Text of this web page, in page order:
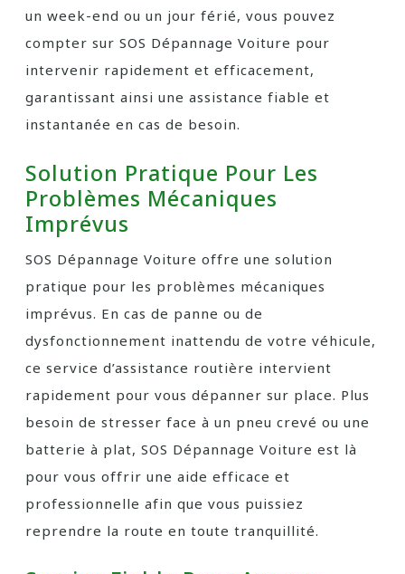
un week-end ou un jour férié, vous pouvez
compter sur SOS Dépannage Voiture pour
intervenir rapidement et efficacement,
garantissant ainsi une assistance fiable et
instantanée en cas de besoin.
Solution Pratique Pour Les
Problèmes Mécaniques
Imprévus
SOS Dépannage Voiture offre une solution
pratique pour les problèmes mécaniques
imprévus. En cas de panne ou de
dysfonctionnement inattendu de votre véhicule,
ce service d’assistance routière intervient
rapidement pour vous dépanner sur place. Plus
besoin de stresser face à un pneu crevé ou une
batterie à plat, SOS Dépannage Voiture est là
pour vous offrir une aide efficace et
professionnelle afin que vous puissiez
reprendre la route en toute tranquillité.